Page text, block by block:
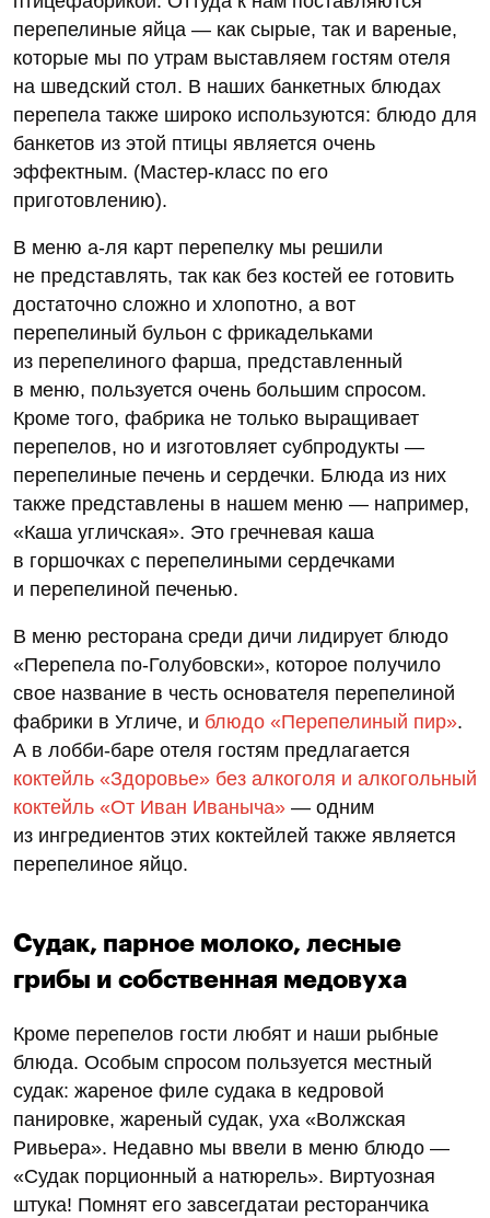
перепелиные яйца — как сырые, так и вареные,
которые мы по утрам выставляем гостям отеля
на шведский стол. В наших банкетных блюдах
перепела также широко используются: блюдо для
банкетов из этой птицы является очень
эффектным. (Мастер-класс по его
приготовлению).
В меню а‑ля карт перепелку мы решили
не представлять, так как без костей ее готовить
достаточно сложно и хлопотно, а вот
перепелиный бульон с фрикадельками
из перепелиного фарша, представленный
в меню, пользуется очень большим спросом.
Кроме того, фабрика не только выращивает
перепелов, но и изготовляет субпродукты —
перепелиные печень и сердечки. Блюда из них
также представлены в нашем меню — например,
«Каша угличская». Это гречневая каша
в горшочках с перепелиными сердечками
и перепелиной печенью.
В меню ресторана среди дичи лидирует блюдо
«Перепела по-Голубовски», которое получило
свое название в честь основателя перепелиной
фабрики в Угличе, и блюдо «Перепелиный пир».
А в лобби-баре отеля гостям предлагается
коктейль «Здоровье» без алкоголя и алкогольный
коктейль «От Иван Иваныча» — одним
из ингредиентов этих коктейлей также является
перепелиное яйцо.
Судак, парное молоко, лесные
грибы и собственная медовуха
Кроме перепелов гости любят и наши рыбные
блюда. Особым спросом пользуется местный
судак: жареное филе судака в кедровой
панировке, жареный судак, уха «Волжская
Ривьера». Недавно мы ввели в меню блюдо —
«Судак порционный а натюрель». Виртуозная
штука! Помнят его завсегдатаи ресторанчика